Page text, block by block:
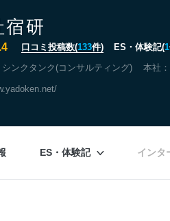
宿研
口コミ投稿数(133件) ES・体験記(1
シンクタンク(コンサルティング) 本社：
ES・体験記 インタ